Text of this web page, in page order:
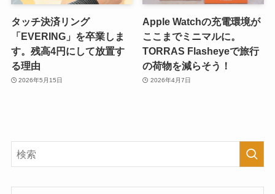
タッチ決済リング
「EVERING」を卒業しま
す。残高4円にして放置す
る理由
2026年5月15日
Apple Watchの充電環境が
ここまでミニマルに。
TORRAS Flasheyeで旅行
の荷物を減らそう！
2026年4月7日